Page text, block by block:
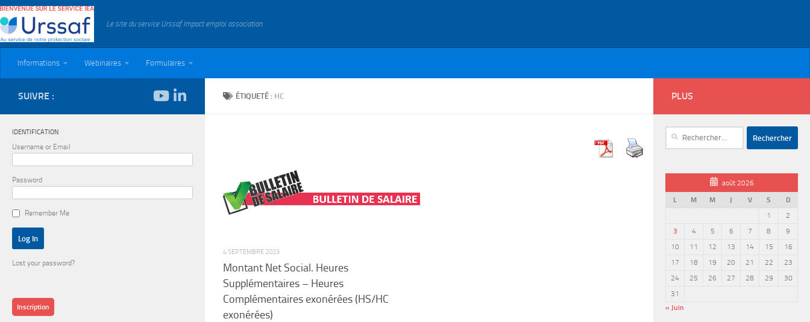
Skip to content
Le site du service Urssaf Impact emploi association
Informations Webinaires Formulaires
ÉTIQUETÉ : HC
4 SEPTEMBRE 2023
Montant Net Social. Heures
Supplémentaires – Heures
Complémentaires exonérées (HS/HC
exonérées)
SUIVRE :
IDENTIFICATION
Username or Email
Password
Remember Me
Lost your password?
Inscription
PLUS
août 2026
L
M M J V S
D
1
2
3
4 5 6 7 8
9
10
11 12 13 14 15
16
17
18 19 20 21 22
23
24
25 26 27 28 29
30
31
« Juin